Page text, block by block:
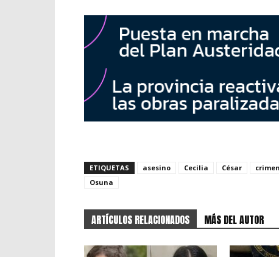
ETIQUETAS asesino Cecilia César crimen
Osuna
ARTÍCULOS RELACIONADOS MÁS DEL AUTOR